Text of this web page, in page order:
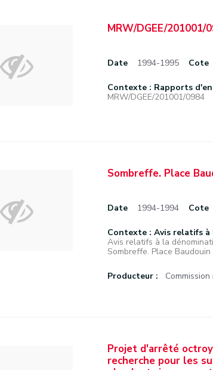
MRW/DGEE/201001/
Date 1994-1995 Cote
Contexte : Rapports
MRW/DGEE/201001/0984
Sombreffe. Place
Date 1994-1994 Cote
Contexte : Avis relatifs
Avis relatifs à la
Sombreffe. Place
Producteur :
Projet d'arrêté
recherche pour les